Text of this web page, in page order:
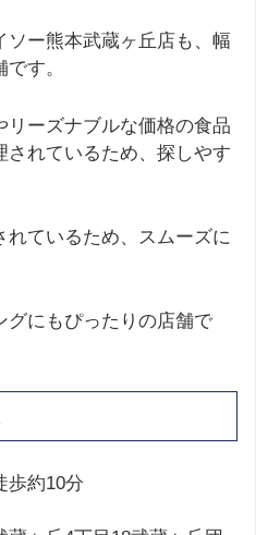
ソー熊本武蔵ヶ丘店も、幅
す。
ーズナブルな価格の食品
されているため、探しやす
れているため、スムーズに
グにもぴったりの店舗で
歩約10分